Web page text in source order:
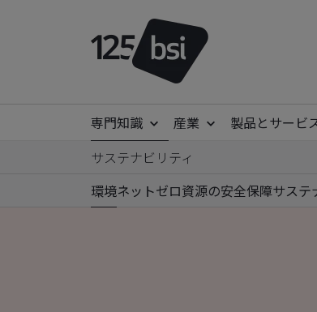
専門知識 産業 製品とサービ
サステナビリティ
環境ネットゼロ資源の安全保障サステ